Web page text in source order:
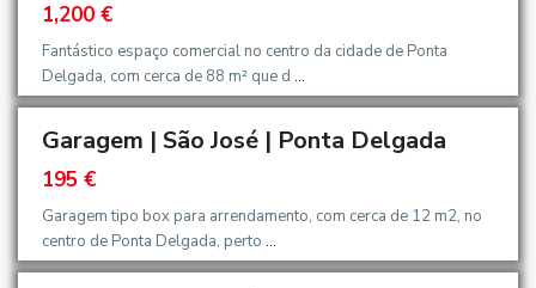
1,200 €
Fantástico espaço comercial no centro da cidade de Ponta
Delgada, com cerca de 88 m² que d ...
Garagem | São José | Ponta Delgada
195 €
Garagem tipo box para arrendamento, com cerca de 12 m2, no
centro de Ponta Delgada, perto ...